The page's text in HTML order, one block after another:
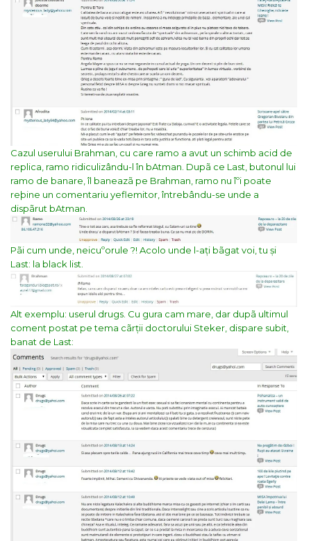
Cazul userului Brahman, cu care ramo a avut un schimb acid de
replica, ramo ridiculizându-l în bAtman. Dupã ce Last, butonul lui
ramo de banare, îl baneazã pe Brahman, ramo nu îºi poate
reþine un comentariu yeflemitor, întrebându-se unde a
dispãrut bAtman.
Pãi cum unde, neicuºorule ?! Acolo unde l-ați bãgat voi, tu și
Last: la black list.
Alt exemplu: userul drugs. Cu gura cam mare, dar dupã ultimul
coment postat pe tema cãrții doctorului Steker, dispare subit,
banat de Last: